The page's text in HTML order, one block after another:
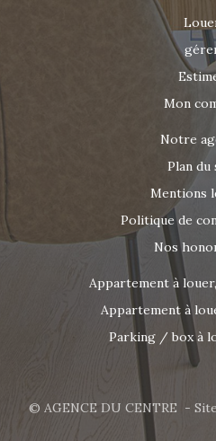
Mon
Notre
Plan du
Mentions
Politique de
Nos
Appartement à
Appartement à
Parking / box à
© AGENCE DU CENTRE -